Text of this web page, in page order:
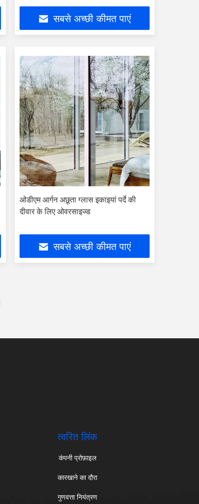
सबसे अच्छी कीमत पाएं
ओडीएम आर्गन अछूता ग्लास इकाइयां पर्दे की
दीवार के लिए ओवरसाइज्ड
सबसे अच्छी कीमत पाएं
त्वरित लिंक
कंपनी प्रोफ़ाइल
कारखाने का दौरा
गुणवत्ता नियंत्रण